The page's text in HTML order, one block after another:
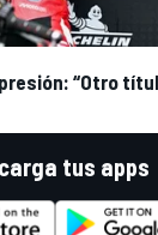
“Otro
tus apps